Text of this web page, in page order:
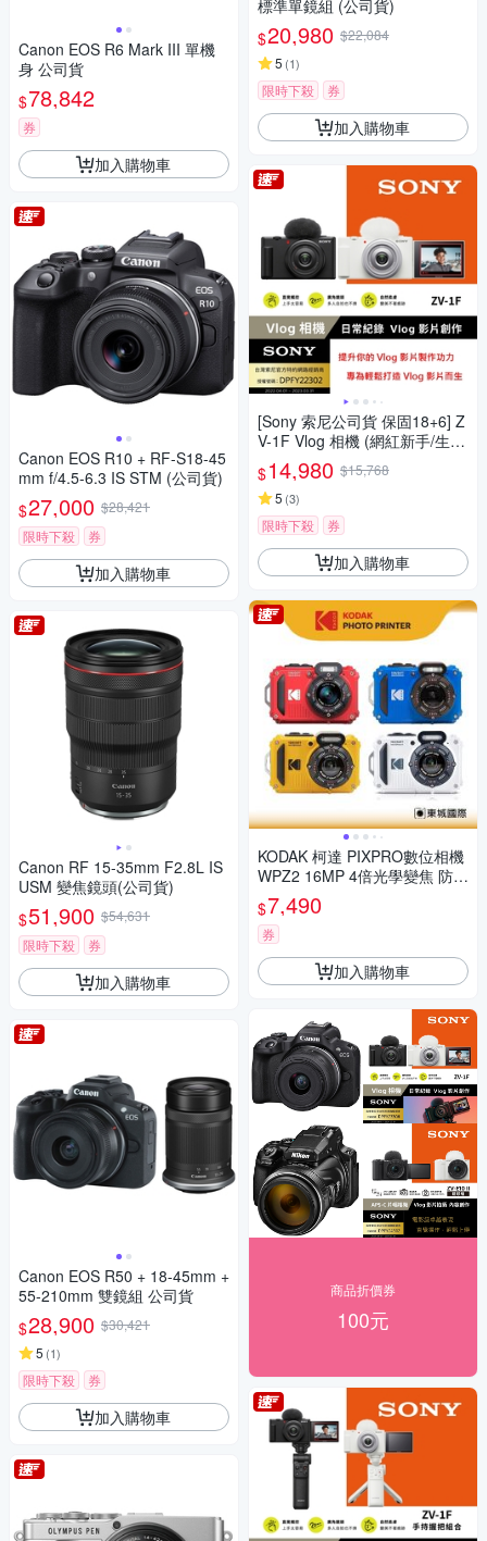
Canon EOS R6 Mark III 單機
身 公司貨
$78,842
券
加入購物車
Canon EOS R10 + RF-S18-45
mm f/4.5-6.3 IS STM (公司貨)
$27,000 $28,421
限時下殺
券
加入購物車
Canon RF 15-35mm F2.8L IS
USM 變焦鏡頭(公司貨)
$51,900 $54,631
限時下殺
券
加入購物車
Canon EOS R50 + 18-45mm +
55-210mm 雙鏡組 公司貨
$28,900 $30,421
5 (1)
限時下殺 券
加入購物車
標準單鏡組 (公司貨)
$20,980 $22,084
5 (1)
限時下殺 券
加入購物車
[Sony 索尼公司貨 保固18+6] Z
V-1F Vlog 相機 (網紅新手/生活
隨拍)
$14,980 $15,768
5 (3)
限時下殺 券
加入購物車
KODAK 柯達 PIXPRO數位相機
WPZ2 16MP 4倍光學變焦 防水
數位相機 公司貨
$7,490
券
加入購物車
商品折價券
100元